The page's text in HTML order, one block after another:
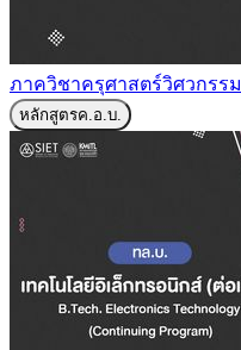
ภาควิชาครุศาสตร์วิศวกรรม
หลักสูตรค.อ.บ.